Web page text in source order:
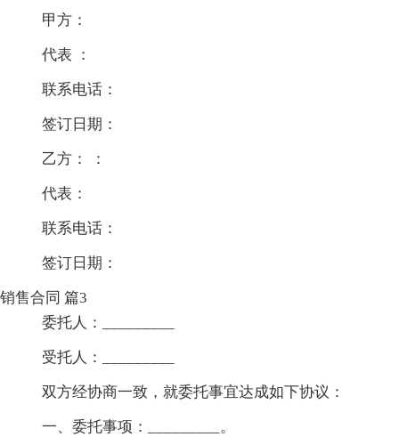
甲方：
代表 ：
联系电话：
签订日期：
乙方： ：
代表：
联系电话：
签订日期：
销售合同 篇3
委托人：_________
受托人：_________
双方经协商一致，就委托事宜达成如下协议：
一、委托事项：_________。